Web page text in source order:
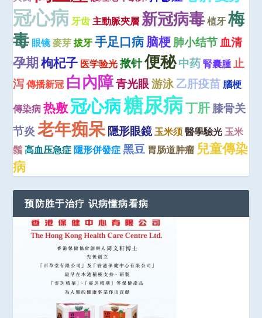
冠心病 牙齿 主動脈夾層 新冠病毒 植牙 梅
毒 眼镜 麥芽 拔牙 手足口病脑梗肺小结节血清
孕期枸杞子 医学验光 揿针便秘中药 腎囊腫止
泻 傳播新冠 白內障青光眼游泳乙肝疫苗 腦梗
傳染病 热敷冠心病糖尿病丁肝膝骨关
节炎 老年痴呆隱形眼鏡玉米须 醫學驗光 玉米
鬚 高血压急症 隱形併發症 黑豆 胃肠道肿瘤 兒童傳染
病
预防胜于治疗 识病懂病看病